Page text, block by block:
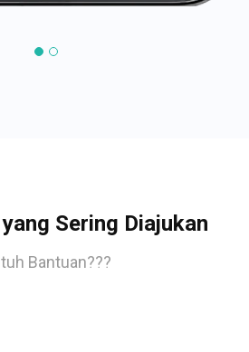
Sering Diajukan
Bantuan???